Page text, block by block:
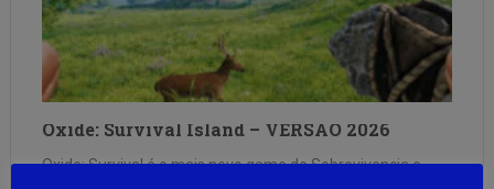
Oxide: Survival Island – VERSÃO 2026
Oxide: Survival é o mais novo game de Sobrevivencia e